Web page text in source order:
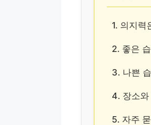
1. 의지력
2. 좋은
3. 나쁜
4. 장소와
5. 자주